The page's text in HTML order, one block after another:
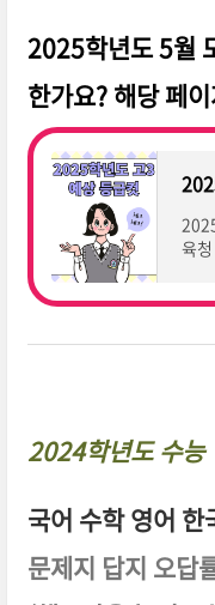
2025학년도 5월
한가요? 해당 페
육
답
2024학년도 수능
국어 수학 영어
문제지 답지 오